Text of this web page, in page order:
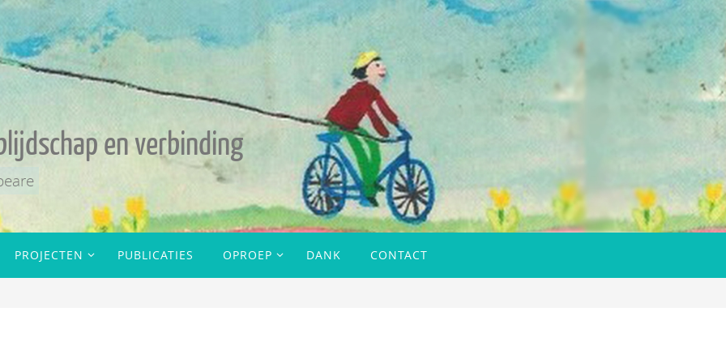
en verbinding
PROJECTEN PUBLICATIES OPROEP DANK CONTACT